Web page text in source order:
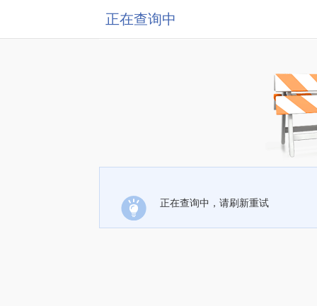
正在查询中
正在查询中，请刷新重试